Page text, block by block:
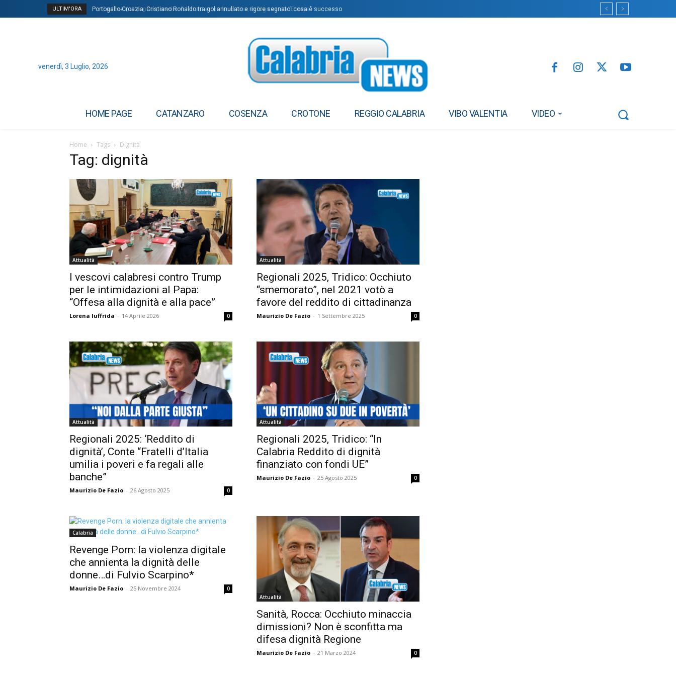
ULTIM'ORA Portogallo-Croazia, Cristiano Ronaldo tra gol annullato e rigore segnato: cosa è successo
Esplosione Monaco, media: “L’attentatrice è ucraina, in fuga verso l’Europa”
venerdì, 3 Luglio, 2026
HOME PAGE CATANZARO COSENZA CROTONE REGGIO CALABRIA VIBO VALENTIA VIDEO
Home Tags Dignità
Tag: dignità
Attualità
I vescovi calabresi contro Trump
per le intimidazioni al Papa:
“Offesa alla dignità e alla pace”
Lorena Iuffrida - 14 Aprile 2026 0
Attualità
Regionali 2025, Tridico: Occhiuto
“smemorato”, nel 2021 votò a
favore del reddito di cittadinanza
Maurizio De Fazio - 1 Settembre 2025 0
Attualità
Regionali 2025: ‘Reddito di
dignità’, Conte “Fratelli d’Italia
umilia i poveri e fa regali alle
banche”
Maurizio De Fazio - 26 Agosto 2025 0
Attualità
Regionali 2025, Tridico: “In
Calabria Reddito di dignità
finanziato con fondi UE”
Maurizio De Fazio - 25 Agosto 2025 0
Calabria
Revenge Porn: la violenza digitale
che annienta la dignità delle
donne…di Fulvio Scarpino*
Maurizio De Fazio - 25 Novembre 2024
0
Attualità
Sanità, Rocca: Occhiuto minaccia
dimissioni? Non è sconfitta ma
difesa dignità Regione
Maurizio De Fazio - 21 Marzo 2024 0